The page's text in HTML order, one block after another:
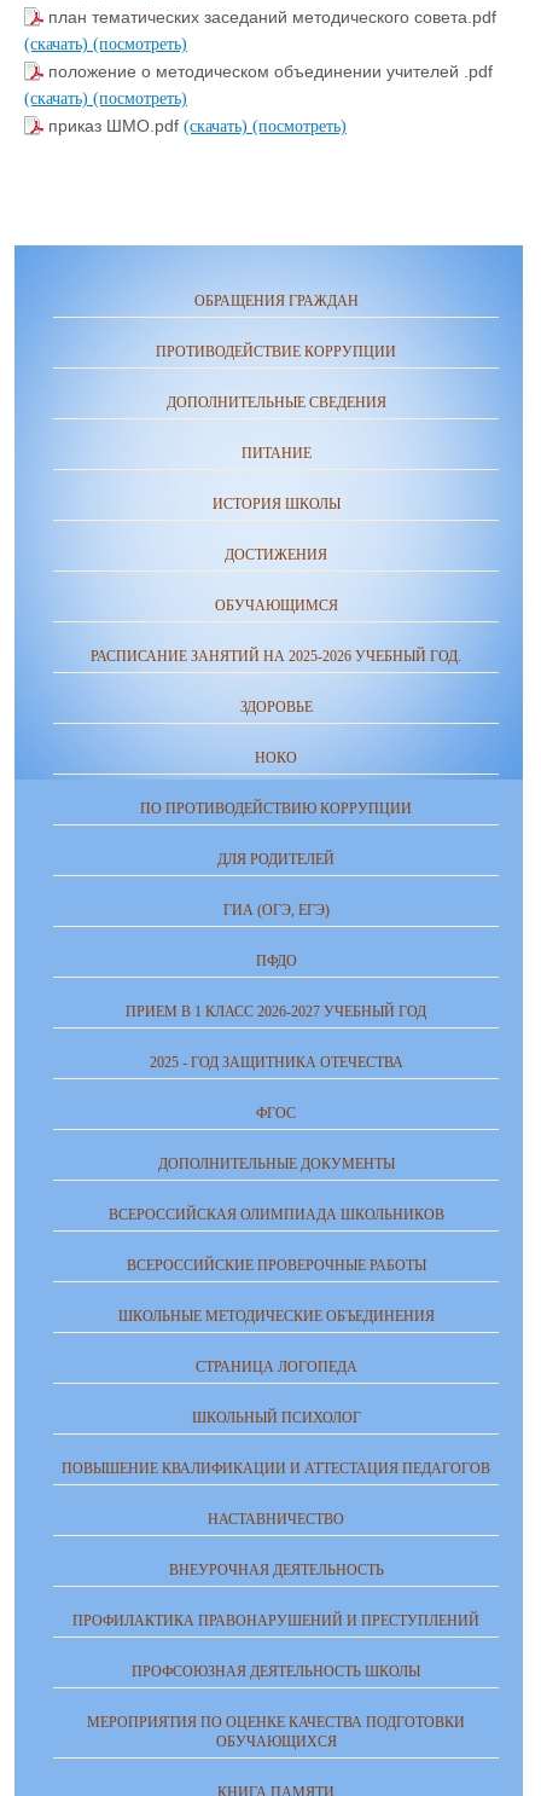
план тематических заседаний методического совета.pdf
(скачать) (посмотреть)
положение о методическом объединении учителей .pdf
(скачать) (посмотреть)
приказ ШМО.pdf (скачать) (посмотреть)
ОБРАЩЕНИЯ ГРАЖДАН
ПРОТИВОДЕЙСТВИЕ КОРРУПЦИИ
ДОПОЛНИТЕЛЬНЫЕ СВЕДЕНИЯ
ПИТАНИЕ
ИСТОРИЯ ШКОЛЫ
ДОСТИЖЕНИЯ
ОБУЧАЮЩИМСЯ
РАСПИСАНИЕ ЗАНЯТИЙ НА 2025-2026 УЧЕБНЫЙ ГОД.
ЗДОРОВЬЕ
НОКО
ПО ПРОТИВОДЕЙСТВИЮ КОРРУПЦИИ
ДЛЯ РОДИТЕЛЕЙ
ГИА (ОГЭ, ЕГЭ)
ПФДО
ПРИЕМ В 1 КЛАСС 2026-2027 УЧЕБНЫЙ ГОД
2025 - ГОД ЗАЩИТНИКА ОТЕЧЕСТВА
ФГОС
ДОПОЛНИТЕЛЬНЫЕ ДОКУМЕНТЫ
ВСЕРОССИЙСКАЯ ОЛИМПИАДА ШКОЛЬНИКОВ
ВСЕРОССИЙСКИЕ ПРОВЕРОЧНЫЕ РАБОТЫ
ШКОЛЬНЫЕ МЕТОДИЧЕСКИЕ ОБЪЕДИНЕНИЯ
СТРАНИЦА ЛОГОПЕДА
ШКОЛЬНЫЙ ПСИХОЛОГ
ПОВЫШЕНИЕ КВАЛИФИКАЦИИ И АТТЕСТАЦИЯ ПЕДАГОГОВ
НАСТАВНИЧЕСТВО
ВНЕУРОЧНАЯ ДЕЯТЕЛЬНОСТЬ
ПРОФИЛАКТИКА ПРАВОНАРУШЕНИЙ И ПРЕСТУПЛЕНИЙ
ПРОФСОЮЗНАЯ ДЕЯТЕЛЬНОСТЬ ШКОЛЫ
МЕРОПРИЯТИЯ ПО ОЦЕНКЕ КАЧЕСТВА ПОДГОТОВКИ
ОБУЧАЮЩИХСЯ